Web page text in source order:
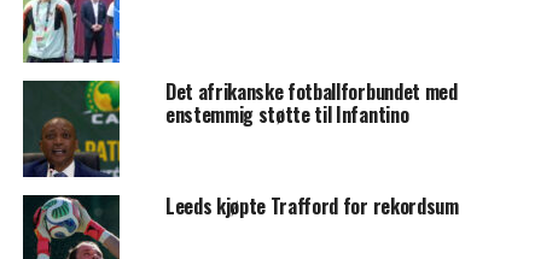
Det afrikanske fotballforbundet med
enstemmig støtte til Infantino
Leeds kjøpte Trafford for rekordsum